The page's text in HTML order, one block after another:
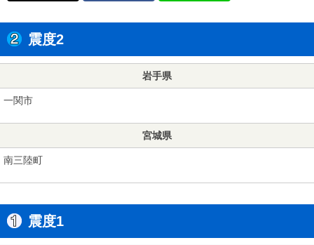
震度2
岩手県
一関市
宮城県
南三陸町
震度1